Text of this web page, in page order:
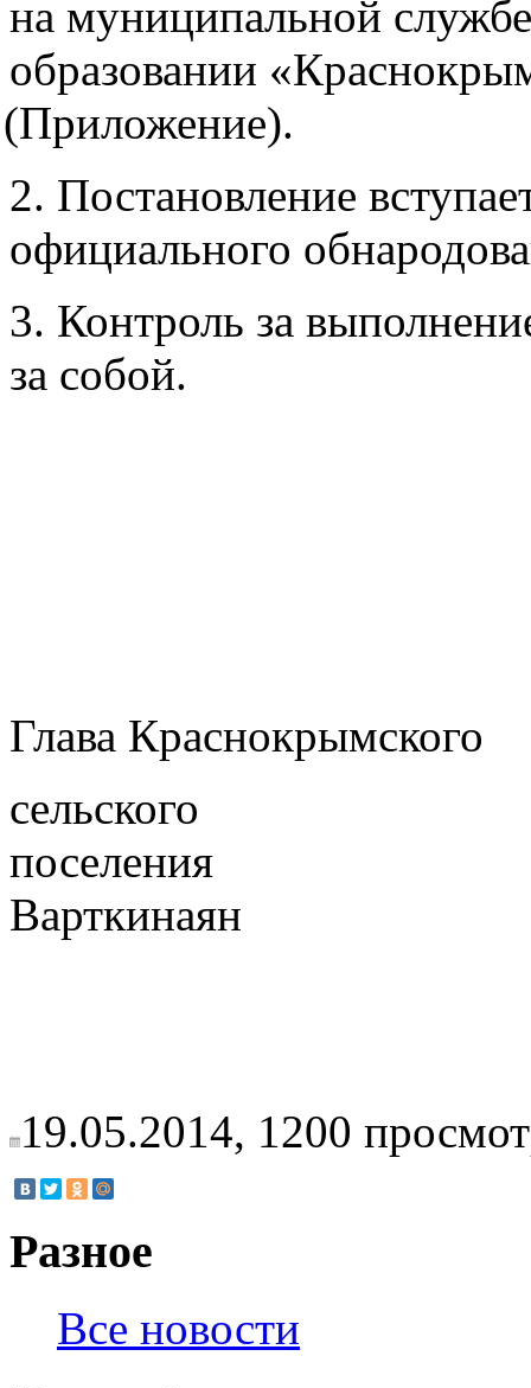
на муниципальной
образовании
(Приложение).
2. Постановление
официального
3. Контроль за
за собой.
Глава Краснокрымского
сельского
Варткинаян
19.05.2014, 1200
Разное
Все новости